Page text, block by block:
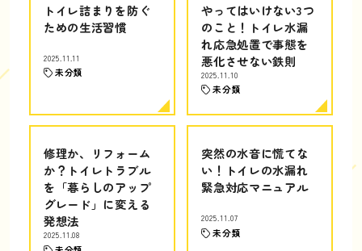
トイレ詰まりを防ぐ
ための生活習慣
2025.11.11
未分類
やってはいけない3つ
のこと！トイレ水漏
れ応急処置で事態を
悪化させない鉄則
2025.11.10
未分類
修理か、リフォーム
か？トイレトラブル
を「暮らしのアップ
グレード」に変える
発想法
2025.11.08
突然の水音に慌てな
い！トイレの水漏れ
緊急対応マニュアル
2025.11.07
未分類